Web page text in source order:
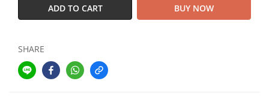
ADD TO CART BUY NOW
SHARE